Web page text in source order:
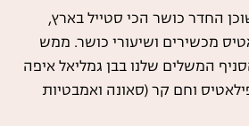
החדר כושר הכי סטייל בארץ,
מכשירים ושיעורי כושר. ממש
המשלים שלנו בבן גמליאל איפה
וחם קר (סאונה ואמבטיות